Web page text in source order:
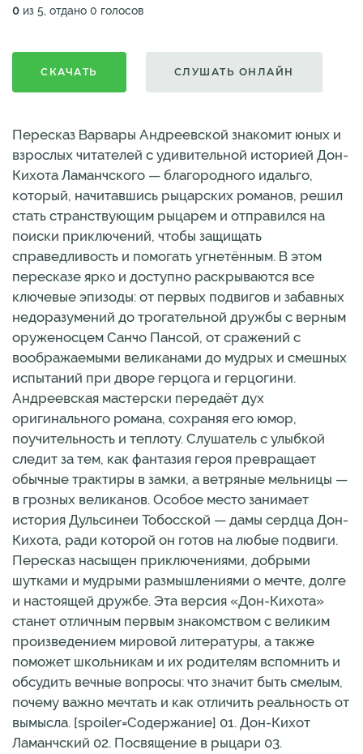
0 из 5, отдано 0 голосов
СКАЧАТЬ СЛУШАТЬ ОНЛАЙН
Пересказ Варвары Андреевской знакомит юных и
взрослых читателей с удивительной историей Дон-
Кихота Ламанчского — благородного идальго,
который, начитавшись рыцарских романов, решил
стать странствующим рыцарем и отправился на
поиски приключений, чтобы защищать
справедливость и помогать угнетённым. В этом
пересказе ярко и доступно раскрываются все
ключевые эпизоды: от первых подвигов и забавных
недоразумений до трогательной дружбы с верным
оруженосцем Санчо Пансой, от сражений с
воображаемыми великанами до мудрых и смешных
испытаний при дворе герцога и герцогини.
Андреевская мастерски передаёт дух
оригинального романа, сохраняя его юмор,
поучительность и теплоту. Слушатель с улыбкой
следит за тем, как фантазия героя превращает
обычные трактиры в замки, а ветряные мельницы —
в грозных великанов. Особое место занимает
история Дульсинеи Тобосской — дамы сердца Дон-
Кихота, ради которой он готов на любые подвиги.
Пересказ насыщен приключениями, добрыми
шутками и мудрыми размышлениями о мечте, долге
и настоящей дружбе. Эта версия «Дон-Кихота»
станет отличным первым знакомством с великим
произведением мировой литературы, а также
поможет школьникам и их родителям вспомнить и
обсудить вечные вопросы: что значит быть смелым,
почему важно мечтать и как отличить реальность от
вымысла. [spoiler=Содержание] 01. Дон-Кихот
Ламанчский 02. Посвящение в рыцари 03.